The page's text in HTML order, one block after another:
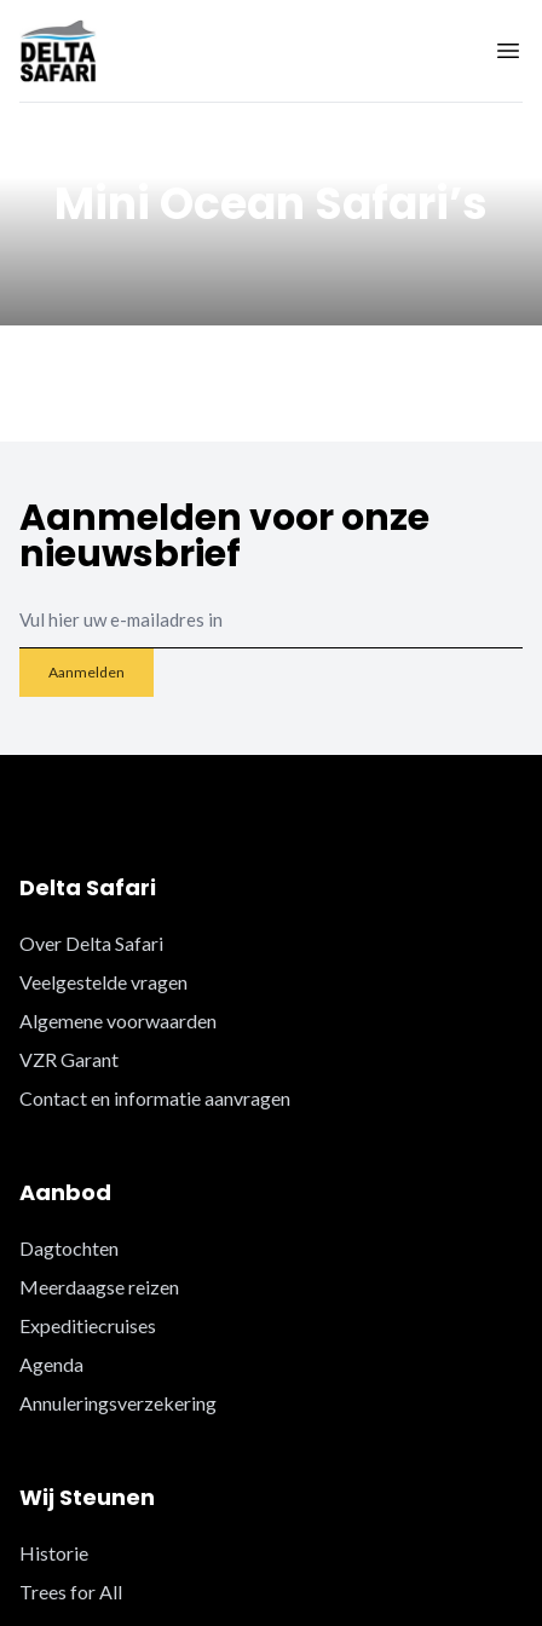
Mini Ocean Safari’s
Aanmelden voor onze
nieuwsbrief
Aanmelden
Delta Safari
Over Delta Safari
Veelgestelde vragen
Algemene voorwaarden
VZR Garant
Contact en informatie aanvragen
Aanbod
Dagtochten
Meerdaagse reizen
Expeditiecruises
Agenda
Annuleringsverzekering
Wij Steunen
Historie
Trees for All